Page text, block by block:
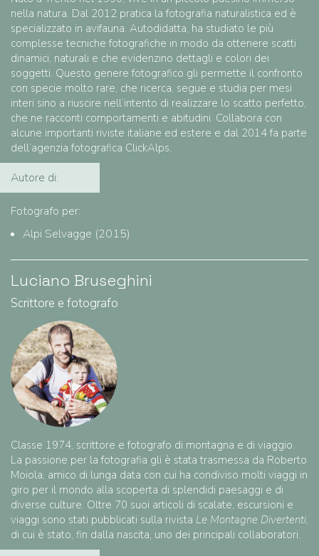
nella natura. Dal 2012 pratica la fotografia naturalistica ed è
specializzato in avifauna. Autodidatta, ha studiato le più
complesse tecniche fotografiche in modo da ottenere scatti
dinamici, naturali e che evidenzino dettagli e colori dei
soggetti. Questo genere fotografico gli permette il confronto
con specie molto rare, che ricerca, segue e studia per mesi
interi sino a riuscire nell’intento di realizzare lo scatto perfetto,
che ne racconti comportamenti e abitudini. Collabora con
alcune importanti riviste italiane ed estere e dal 2014 fa parte
dell’agenzia fotografica ClickAlps.
Autore di:
Fotografo per:
Alpi Selvagge (2015)
Luciano Bruseghini
Scrittore e fotografo
Classe 1974, scrittore e fotografo di montagna e di viaggio.
La passione per la fotografia gli è stata trasmessa da Roberto
Moiola, amico di lunga data con cui ha condiviso molti viaggi in
giro per il mondo alla scoperta di splendidi paesaggi e di
diverse culture. Oltre 70 suoi articoli di scalate, escursioni e
viaggi sono stati pubblicati sulla rivista Le Montagne Divertenti,
di cui è stato, fin dalla nascita, uno dei principali collaboratori.